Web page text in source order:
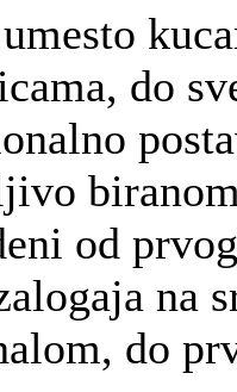
do
od
na
do